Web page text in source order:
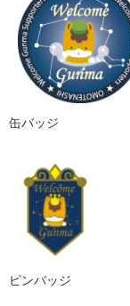
缶バッジ
ピンバッジ